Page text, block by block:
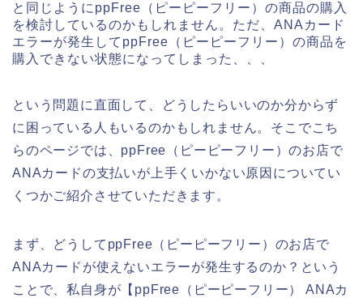
と同じようにppFree（ピーピーフリー）の商品の購入
を検討しているのかもしれません。ただ、ANAカード
エラーが発生してppFree（ピーピーフリー）の商品を
購入できない状態になってしまった、、、
という問題に直面して、どうしたらいいのか分からず
に困っている人もいるのかもしれません。そこでこち
らのページでは、ppFree（ピーピーフリー）のお店で
ANAカードの支払いが上手くいかない原因についてい
くつかご紹介させていただきます。
まず、どうしてppFree（ピーピーフリー）のお店で
ANAカードが使えないエラーが発生するのか？という
ことで、私自身が【ppFree（ピーピーフリー） ANAカ